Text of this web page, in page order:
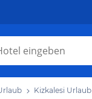
Kizkalesi Urlaub